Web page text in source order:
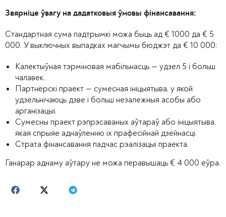
Звярніце ўвагу на дадатковыя ўмовы фінансавання:
Стандартная сума падтрымкі можа быць ад € 1000 да € 5
000. У выключных выпадках магчымы бюджэт да € 10 000:
Калектыўная тэрміновая мабільнасць — удзел 5 і больш
чалавек.
Партнёрскі праект — сумесная ініцыятыва, у якой
удзельнічаюць дзве і больш незалежныя асобы або
арганізацыі.
Сумесны праект рэпрэсаваных аўтараў або ініцыятыва,
якая спрыяе аднаўленню іх прафесійнай дзейнасці.
Страта фінансавання падчас рэалізацыі праекта.
Ганарар аднаму аўтару не можа перавышаць€ 4 000 еўра.